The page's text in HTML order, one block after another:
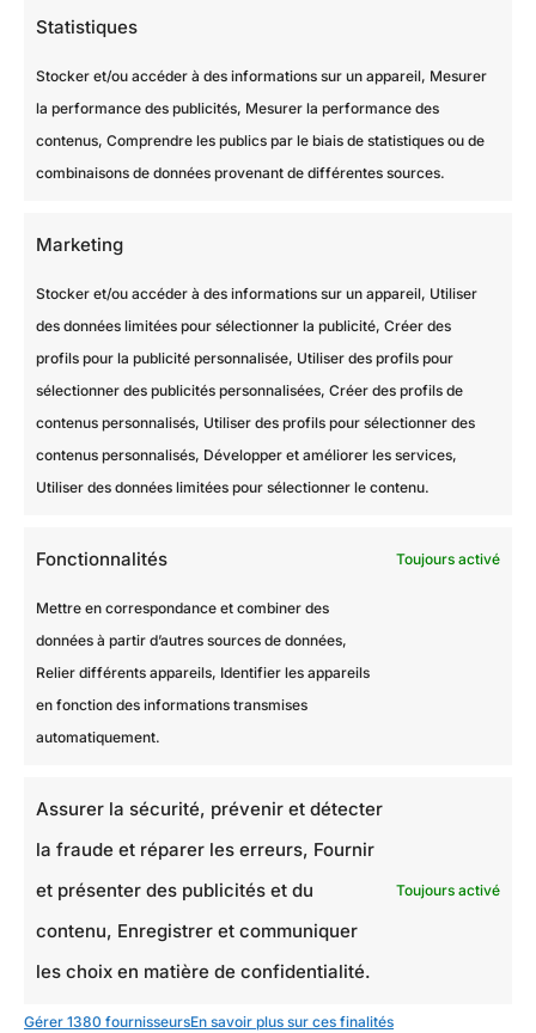
Statistiques
Stocker et/ou accéder à des informations sur un appareil, Mesurer
la performance des publicités, Mesurer la performance des
contenus, Comprendre les publics par le biais de statistiques ou de
combinaisons de données provenant de différentes sources.
Marketing
Stocker et/ou accéder à des informations sur un appareil, Utiliser
des données limitées pour sélectionner la publicité, Créer des
profils pour la publicité personnalisée, Utiliser des profils pour
sélectionner des publicités personnalisées, Créer des profils de
contenus personnalisés, Utiliser des profils pour sélectionner des
contenus personnalisés, Développer et améliorer les services,
Utiliser des données limitées pour sélectionner le contenu.
Fonctionnalités Toujours activé
Mettre en correspondance et combiner des
données à partir d’autres sources de données,
Relier différents appareils, Identifier les appareils
en fonction des informations transmises
automatiquement.
Assurer la sécurité, prévenir et détecter
la fraude et réparer les erreurs, Fournir
et présenter des publicités et du
contenu, Enregistrer et communiquer
les choix en matière de confidentialité.
Toujours activé
Gérer 1380 fournisseursEn savoir plus sur ces finalités